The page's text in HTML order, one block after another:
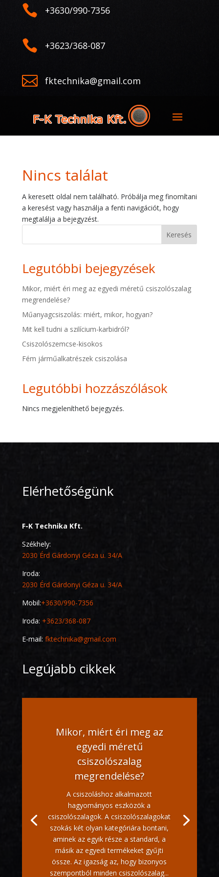
 +3630/990-7356
 +3623/368-087
 fktechnika@gmail.com
Nincs találat
A keresett oldal nem található. Próbálja meg finomítani
a keresést vagy használja a fenti navigációt, hogy
megtalálja a bejegyzést.
Keresés
Legutóbbi bejegyzések
Mikor, miért éri meg az egyedi méretű csiszolószalag
megrendelése?
Műanyagcsiszolás: miért, mikor, hogyan?
Mit kell tudni a szilícium-karbidról?
Csiszolószemcse-kisokos
Fém járműalkatrészek csiszolása
Legutóbbi hozzászólások
Nincs megjeleníthető bejegyzés.
Elérhetőségünk
F-K Technika Kft.
Székhely:
2030 Érd Gárdonyi Géza u. 34/A
Iroda:
2030 Érd Gárdonyi Géza u. 34/A
Mobil:+3630/990-7356
Iroda: +3623/368-087
E-mail: fktechnika@gmail.com
Legújabb cikkek
Mikor, miért éri meg az
egyedi méretű
csiszolószalag
megrendelése?
A csiszoláshoz alkalmazott
hagyományos eszközök a
csiszolószalagok. A csiszolószalagokat
szokás két olyan kategóriára bontani,
aminek az egyik része a standard, a
másik az egyedi termékeket gyűjti
össze. Az igazság az, hogy bizonyos
szempontból minden csiszolószalag...